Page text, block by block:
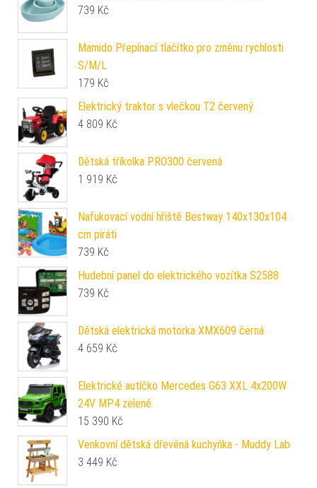
739 Kč
Mamido Přepínací tlačítko pro změnu rychlosti
S/M/L
179 Kč
Elektrický traktor s vlečkou T2 červený
4 809 Kč
Dětská tříkolka PRO300 červená
1 919 Kč
Nafukovací vodní hřiště Bestway 140x130x104
cm piráti
739 Kč
Hudební panel do elektrického vozítka S2588
739 Kč
Dětská elektrická motorka XMX609 černá
4 659 Kč
Elektrické autíčko Mercedes G63 XXL 4x200W
24V MP4 zelené
15 390 Kč
Venkovní dětská dřevěná kuchyňka - Muddy Lab
3 449 Kč